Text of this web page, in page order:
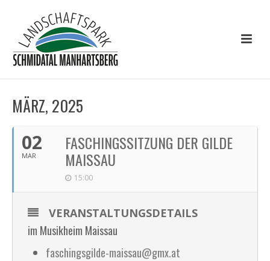
MÄRZ, 2025
02
MAR
FASCHINGSSITZUNG DER GILDE
MAISSAU
15:00
VERANSTALTUNGSDETAILS
im Musikheim Maissau
faschingsgilde-maissau@gmx.at